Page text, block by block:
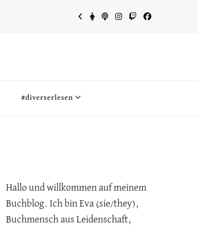
#diverserlesen
Hallo und willkommen auf meinem
Buchblog. Ich bin Eva (sie/they),
Buchmensch aus Leidenschaft,